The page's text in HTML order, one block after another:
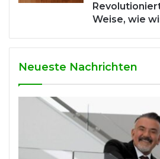
Weise, wie
Neueste Nachrichten